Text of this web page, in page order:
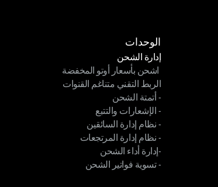
الوحدات
إدارة الشحن
إدارة الشحن
اشحن بأسعار أوتو المخفضة
اشحن بأسعار أوتو المخفضة
الربط التقني متناغم القنوات
الربط التقني متناغم القنوات
- أتمتة الشحن
- أتمتة الشحن
- الإشعارات والتتبع
- الإشعارات والتتبع
- نظام إدارة السائقين
- نظام إدارة السائقين
- نظام إدارة المرتجعات
- نظام إدارة المرتجعات
-إدارة أداء الشحن
-إدارة أداء الشحن
- تسوية فواتير الشحن